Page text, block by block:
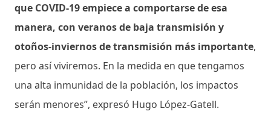
que COVID-19 empiece a comportarse de esa
manera, con veranos de baja transmisión y
otoños-inviernos de transmisión más importante,
pero así viviremos. En la medida en que tengamos
una alta inmunidad de la población, los impactos
serán menores”, expresó Hugo López-Gatell.